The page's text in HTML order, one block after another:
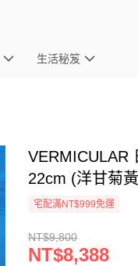
生活秘笈
VERMICULAR
22cm (洋甘菊
宅配滿NT$999免運
NT$9,800
NT$8,388